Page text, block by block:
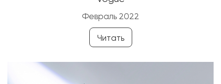
Февраль 2022
Читать